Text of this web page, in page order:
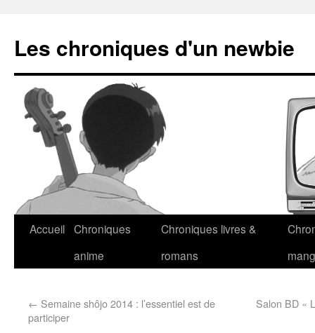
Les chroniques d'un newbie
Accueil Chroniques
anime
Chroniques livres &
romans
← Semaine shôjo 2014 : l’essentiel est de
participer
Salon BD «